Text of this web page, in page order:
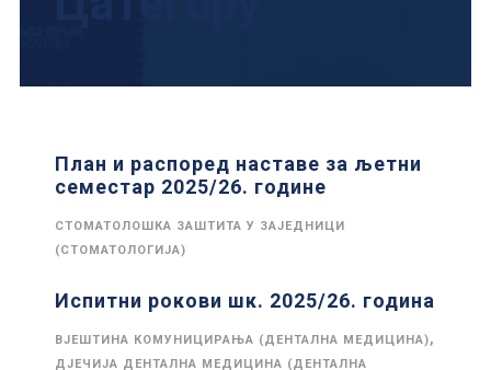
План и распоред наставе за љетни
семестар 2025/26. године
СТОМАТОЛОШКА ЗАШТИТА У ЗАЈЕДНИЦИ
(СТОМАТОЛОГИЈА)
Испитни рокови шк. 2025/26. година
ВЈЕШТИНА КОМУНИЦИРАЊА (ДЕНТАЛНА МЕДИЦИНА),
ДЈЕЧИЈА ДЕНТАЛНА МЕДИЦИНА (ДЕНТАЛНА